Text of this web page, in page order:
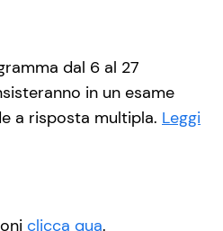
dal 6 al 27
in un esame
a risposta multipla. Leggi
clicca qua.